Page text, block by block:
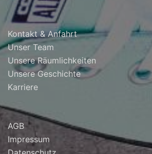
Kontakt & Anfahrt
Unser Team
Unsere Räumlichkeiten
Unsere Geschichte
Karriere
AGB
Impressum